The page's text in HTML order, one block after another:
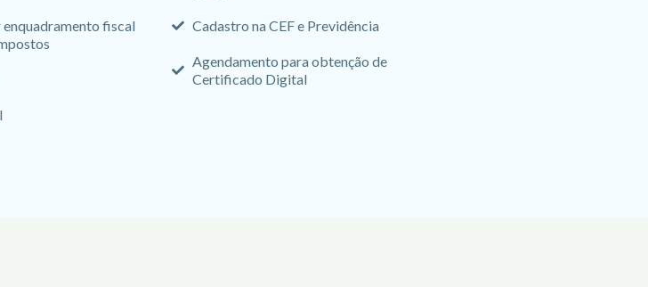
enquadramento fiscal
Cadastro na CEF e Previdência
Agendamento para obtenção de
Certificado Digital